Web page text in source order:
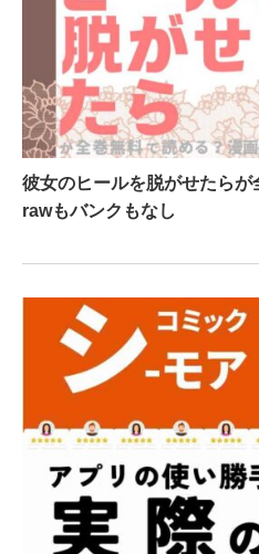
彼女のヒールを脱がせたら
rawもバンクもなし